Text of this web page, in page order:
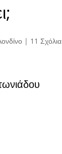
| 11 Σχόλια